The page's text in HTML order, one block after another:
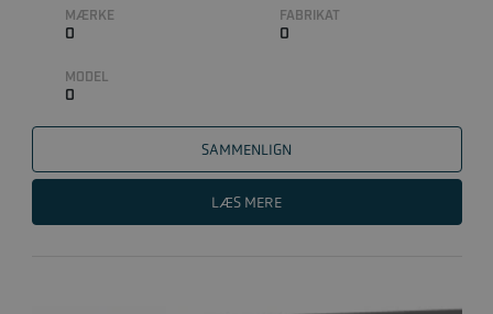
MÆRKE
0
FABRIKAT
0
MODEL
0
SAMMENLIGN
LÆS MERE